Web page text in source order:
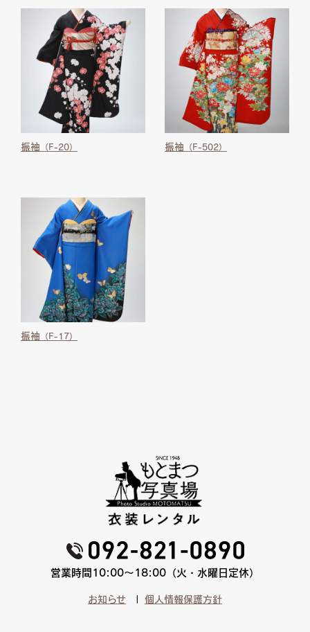
振袖 （F-20） 振袖 （F-502）
振袖 （F-17）
営業時間10:00〜18:00（火・水曜日定休）
お知らせ 個人情報保護方針